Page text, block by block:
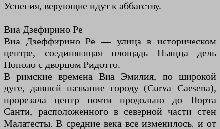
Успения, верующие идут к аббатству.
Виа Дзефирино Ре
Виа Дзеффирино Ре — улица в историческом
центре, соединяющая площадь Пьяцца дель
Пополо с дворцом Ридотто.
В римские времена Виа Эмилия, по широкой
дуге, давшей название городу (Curva Caesena),
прорезала центр почти продольно до Порта
Санти, расположенного в северной части стен
Малатесты. В средние века все изменилось, и от